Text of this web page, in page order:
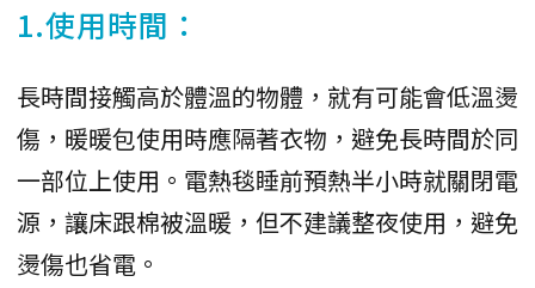
1.使用時間：
長時間接觸高於體溫的物體，就有可能會低溫燙
傷，暖暖包使用時應隔著衣物，避免長時間於同
一部位上使用。電熱毯睡前預熱半小時就關閉電
源，讓床跟棉被溫暖，但不建議整夜使用，避免
燙傷也省電。